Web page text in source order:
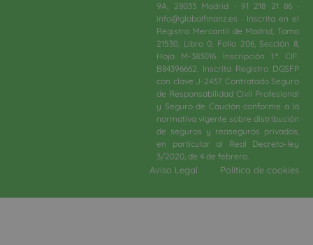
9A, 28033 Madrid · 91 218 21 86 ·
info@globalfinanz.es · Inscrita en el
Registro Mercantil de Madrid, Tomo
21530, Libro 0, Folio 206, Sección 8,
Hoja M-383016. Inscripción 1.ª. CIF.
B84396662. Inscrita Registro DGSFP
con clave J-2437. Contratado Seguro
de Responsabilidad Civil Profesional
y Seguro de Caución conforme a la
normativa vigente sobre distribución
de seguros y reaseguros privados,
en particular al Real Decreto-ley
3/2020, de 4 de febrero.​
Aviso Legal Política de cookies